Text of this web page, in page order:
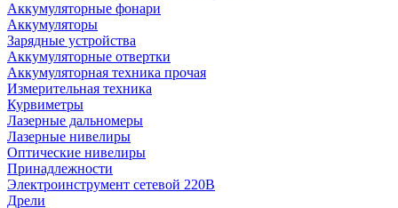
Аккумуляторные фонари
Аккумуляторы
Зарядные устройства
Аккумуляторные отвертки
Аккумуляторная техника прочая
Измерительная техника
Курвиметры
Лазерные дальномеры
Лазерные нивелиры
Оптические нивелиры
Принадлежности
Электроинструмент сетевой 220В
Дрели